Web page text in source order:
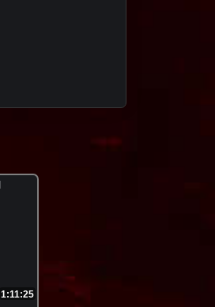
1:11:25